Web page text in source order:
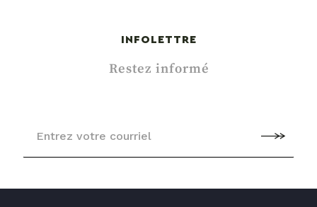
INFOLETTRE
Restez informé